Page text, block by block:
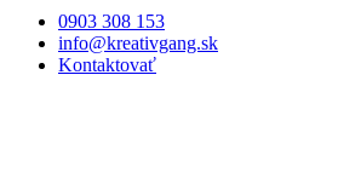
0903 308 153
info@kreativgang.sk
Kontaktovať